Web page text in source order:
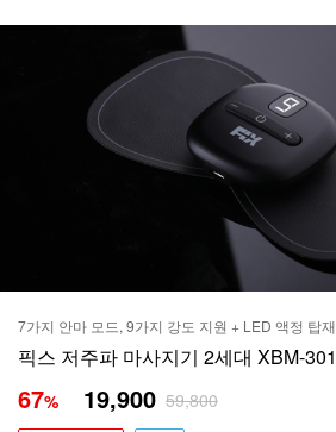
7가지 안마 모드, 9가지 강도 지원 + LED 액정 탑재
픽스 저주파 마사지기 2세대 XBM-301
67% 19,900 59,800